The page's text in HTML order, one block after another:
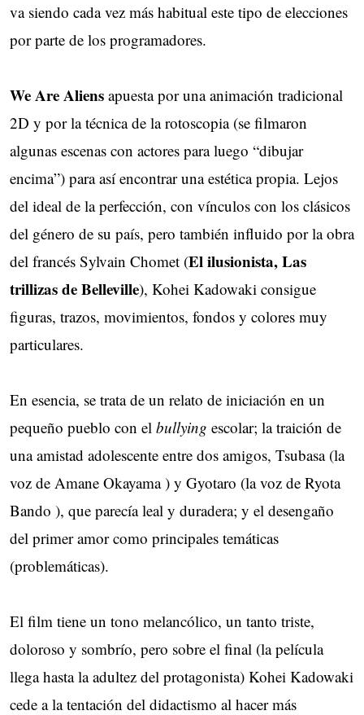
va siendo cada vez más habitual este tipo de elecciones
por parte de los programadores.
We Are Aliens apuesta por una animación tradicional
2D y por la técnica de la rotoscopia (se filmaron
algunas escenas con actores para luego “dibujar
encima”) para así encontrar una estética propia. Lejos
del ideal de la perfección, con vínculos con los clásicos
del género de su país, pero también influido por la obra
del francés Sylvain Chomet (El ilusionista, Las
trillizas de Belleville), Kohei Kadowaki consigue
figuras, trazos, movimientos, fondos y colores muy
particulares.
En esencia, se trata de un relato de iniciación en un
pequeño pueblo con el bullying escolar; la traición de
una amistad adolescente entre dos amigos, Tsubasa (la
voz de Amane Okayama ) y Gyotaro (la voz de Ryota
Bando ), que parecía leal y duradera; y el desengaño
del primer amor como principales temáticas
(problemáticas).
El film tiene un tono melancólico, un tanto triste,
doloroso y sombrío, pero sobre el final (la película
llega hasta la adultez del protagonista) Kohei Kadowaki
cede a la tentación del didactismo al hacer más